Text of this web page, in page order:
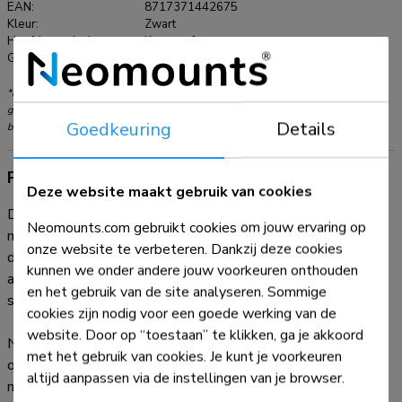
Tevens ondersteunen Neomounts HDMI kabels een
bandbreedte tot 340 MHz (10,2 Gbps) en display resoluties
tot 1440p. Daarnaast ondersteunen Neomounts HDMI
kabels toekomstige high definition apparaten, zoals hogere
resoluties en frame rates.
EAN:
8717371442675
Kleur:
Zwart
Hoofdmateriaal:
Kunststof
Garantie:
*NB. De vermelde inch-maten zijn slechts een indicatie, gecombineerd met het
gewicht en de VESA-maten. Het maximale gewicht en de VESA-maat zijn absolute
beperkingen voor de producten en dienen niet te worden overschreden.
Productinformatie
Deze Neomounts hoge kwaliteit 3 meter HDMI-kabel,
model HDMI10MM, beschikt over 2 HDMI male connectors,
die een rechtstreekse verbinding maken tussen HDMI-
apparaten zoals Blu-Ray spelers, HDTV's, DVD spelers,
stereo-ontvangers en meer.
Neomounts HDMI digitale video-kabels worden vakkundig
ontworpen en vervaardigd van uitsluitend topkwaliteit
materialen zodoende high-definition prestaties te
Goedkeuring Details
Deze website maakt gebruik van cookies
Neomounts.com gebruikt cookies om jouw ervaring op
onze website te verbeteren. Dankzij deze cookies
kunnen we onder andere jouw voorkeuren onthouden
en het gebruik van de site analyseren. Sommige
cookies zijn nodig voor een goede werking van de
website. Door op “toestaan” te klikken, ga je akkoord
met het gebruik van cookies. Je kunt je voorkeuren
altijd aanpassen via de instellingen van je browser.